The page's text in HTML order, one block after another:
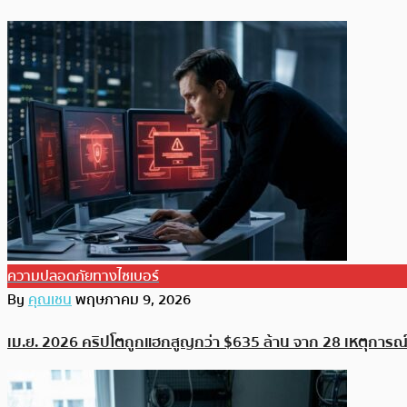
ความปลอดภัยทางไซเบอร์
Byคุณเชนพฤษภาคม 9, 2026
เม.ย. 2026 คริปโตถูกแฮกสูญกว่า $635 ล้าน จาก 28 เหตุการณ์